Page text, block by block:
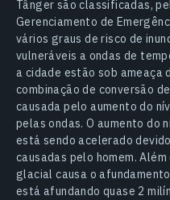
Tânger são classificadas,
Gerenciamento de
vários graus de risco de
vulneráveis a ondas de
a cidade estão sob ameaça
combinação de conversão
causada pelo aumento do
pelas ondas. O aumento do
está sendo acelerado
causadas pelo homem.
glacial causa o
está afundando quase 2